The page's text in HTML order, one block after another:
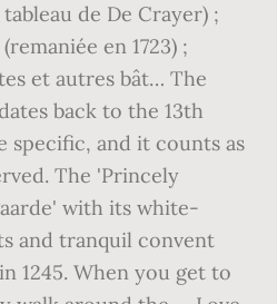
de De Crayer) ;
en 1723) ;
et autres bât… The
back to the 13th
specific, and it counts as
The 'Princely
with its white-
and tranquil convent
1245. When you get to